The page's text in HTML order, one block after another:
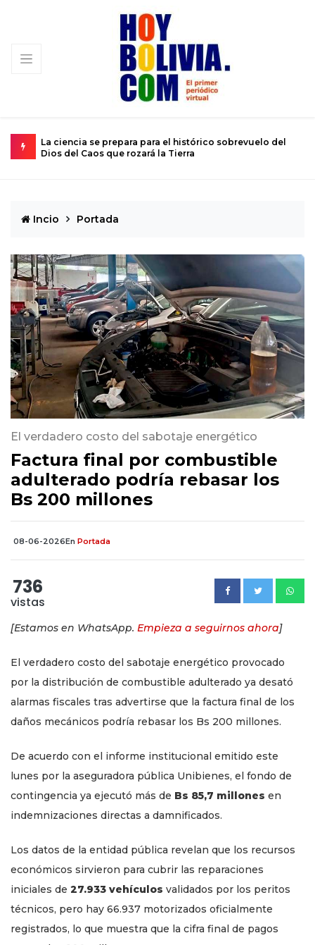
para el histórico sobrevuelo del
rozará la Tierra
El calvario de un joven
de 12 años
Incio Portada
El verdadero costo del sabotaje energético
Factura final por combustible
adulterado podría rebasar los
Bs 200 millones
08-06-2026En Portada
736
vistas
[Estamos en WhatsApp. Empieza a seguirnos ahora]
El verdadero costo del sabotaje energético provocado
por la distribución de combustible adulterado ya desató
alarmas fiscales tras advertirse que la factura final de los
daños mecánicos podría rebasar los Bs 200 millones.
De acuerdo con el informe institucional emitido este
lunes por la aseguradora pública Unibienes, el fondo de
contingencia ya ejecutó más de Bs 85,7 millones en
indemnizaciones directas a damnificados.
Los datos de la entidad pública revelan que los recursos
económicos sirvieron para cubrir las reparaciones
iniciales de 27.933 vehículos validados por los peritos
técnicos, pero hay 66.937 motorizados oficialmente
registrados, lo que muestra que la cifra final de pagos